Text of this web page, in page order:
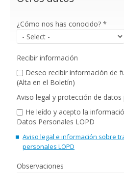
¿Cómo nos has conocido? *
Recibir información
Deseo recibir información de
(Alta en el Boletín)
Aviso legal y protección de datos
He leído y acepto la
Datos Personales LOPD
Aviso legal e información sobre
personales LOPD
Observaciones